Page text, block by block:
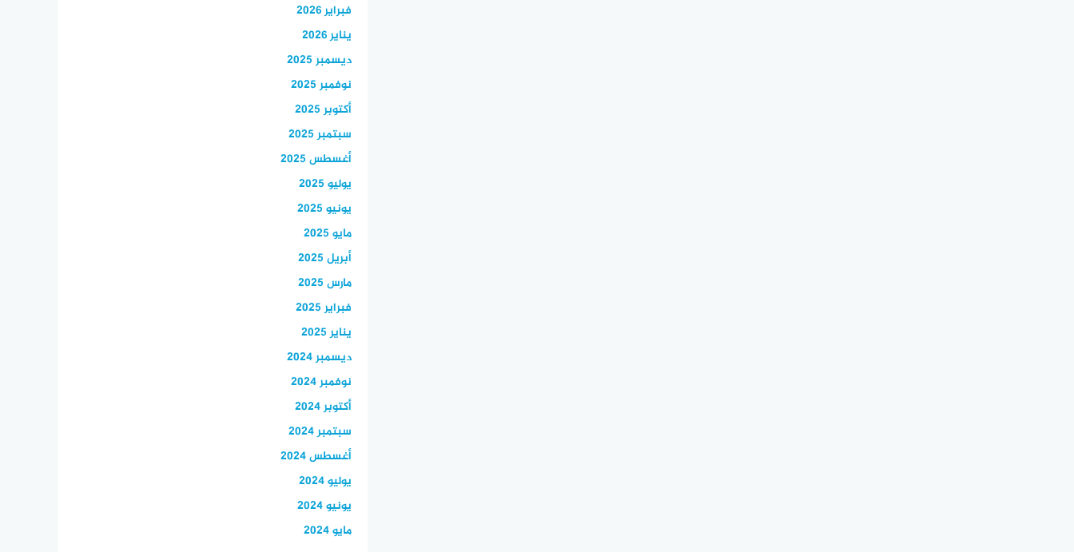
فبراير 2026
يناير 2026
ديسمبر 2025
نوفمبر 2025
أكتوبر 2025
سبتمبر 2025
أغسطس 2025
يوليو 2025
يونيو 2025
مايو 2025
أبريل 2025
مارس 2025
فبراير 2025
يناير 2025
ديسمبر 2024
نوفمبر 2024
أكتوبر 2024
سبتمبر 2024
أغسطس 2024
يوليو 2024
يونيو 2024
مايو 2024